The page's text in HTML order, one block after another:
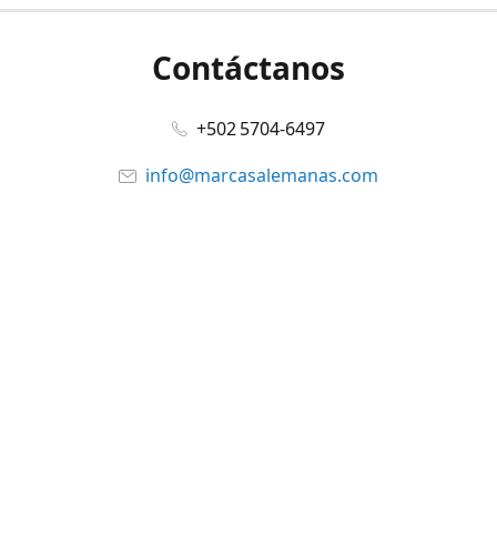
Contáctanos
+502 5704-6497
info@marcasalemanas.com